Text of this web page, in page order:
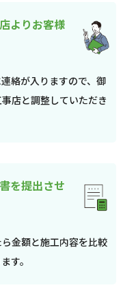
よりお客様
絡が入りますので、御
店と調整していただき
を提出させ
金額と施工内容を比較
す。